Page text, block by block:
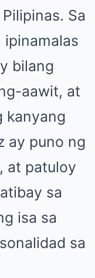
Sa
ipinamalas
bilang
aawit, at
kanyang
ay puno ng
at patuloy
sa
isa sa
sa